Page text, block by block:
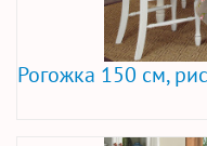
Рогожка 150 см,